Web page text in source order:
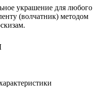
украшение для любого
(волчатник) методом